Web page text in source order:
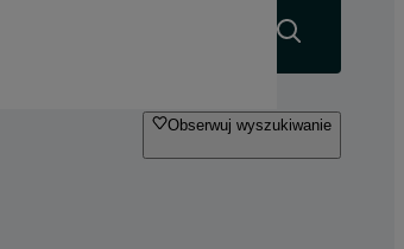
Obserwuj wyszukiwanie